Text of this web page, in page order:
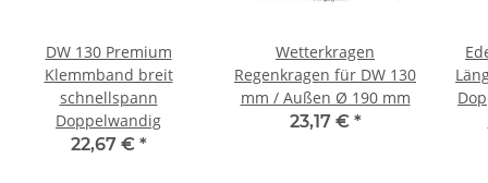
DW 130 Premium
Klemmband breit
schnellspann
Doppelwandig
22,67 € *
Wetterkragen
Regenkragen für DW 130
mm / Außen Ø 190 mm
23,17 € *